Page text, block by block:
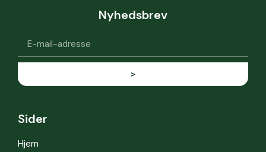
Nyhedsbrev
>
Sider
Hjem